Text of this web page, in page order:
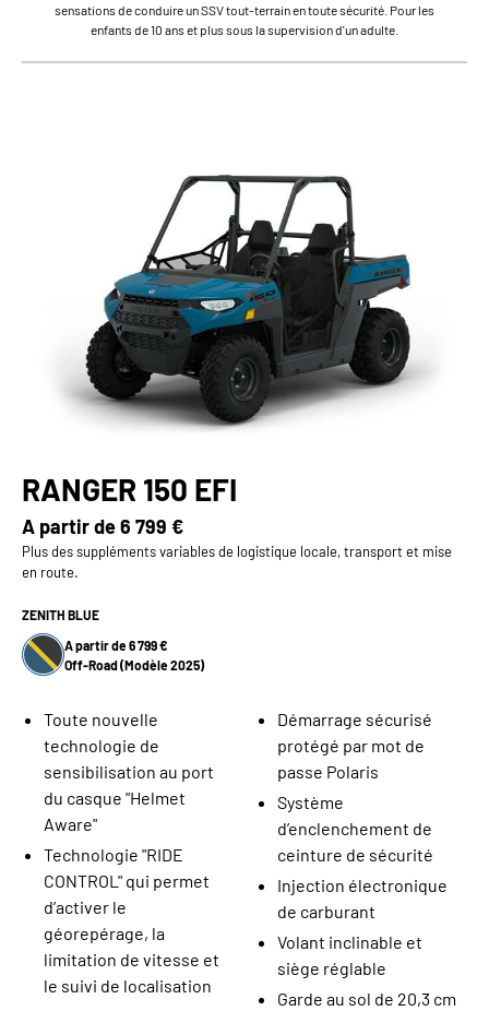
sensations de conduire un SSV tout-terrain en toute sécurité. Pour les
enfants de 10 ans et plus sous la supervision d'un adulte.
RANGER 150 EFI
A partir de6 799 €
Plus des suppléments variables de logistique locale, transport et mise
en route.
ZENITH BLUE
A partir de 6 799 €
Off-Road (Modèle 2025)
Toute nouvelle
technologie de
sensibilisation au port
du casque "Helmet
Aware"
Technologie "RIDE
CONTROL" qui permet
d’activer le
géorepérage, la
limitation de vitesse et
le suivi de localisation
Démarrage sécurisé
protégé par mot de
passe Polaris
Système
d’enclenchement de
ceinture de sécurité
Injection électronique
de carburant
Volant inclinable et
siège réglable
Garde au sol de 20,3 cm